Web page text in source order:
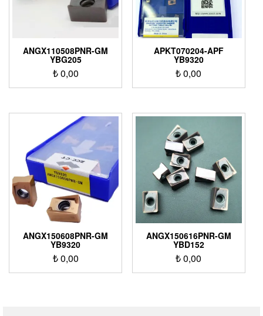
ANGX110508PNR-GM
YBG205
₺0,00
APKT070204-APF
YB9320
₺0,00
ANGX150608PNR-GM
YB9320
₺0,00
ANGX150616PNR-GM
YBD152
₺0,00